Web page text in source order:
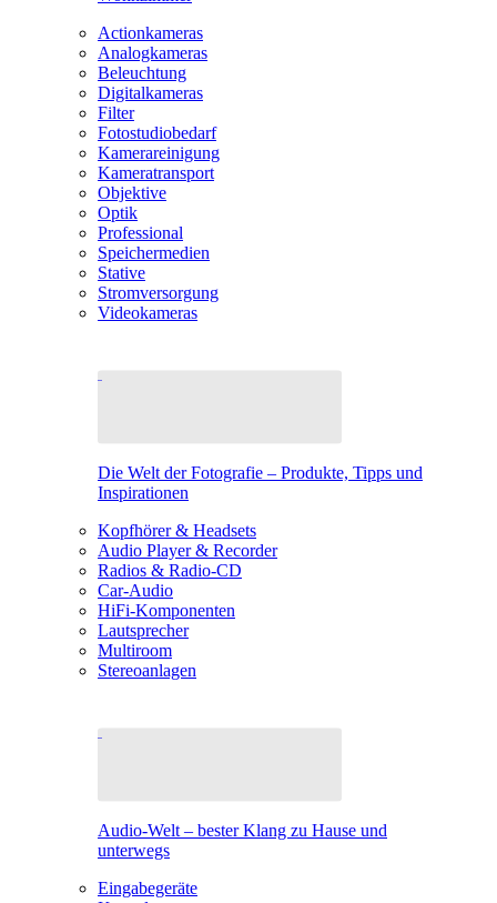
Actionkameras
Analogkameras
Beleuchtung
Digitalkameras
Filter
Fotostudiobedarf
Kamerareinigung
Kameratransport
Objektive
Optik
Professional
Speichermedien
Stative
Stromversorgung
Videokameras
Die Welt der Fotografie – Produkte, Tipps und
Inspirationen
Kopfhörer & Headsets
Audio Player & Recorder
Radios & Radio-CD
Car-Audio
HiFi-Komponenten
Lautsprecher
Multiroom
Stereoanlagen
Audio-Welt – bester Klang zu Hause und
unterwegs
Eingabegeräte